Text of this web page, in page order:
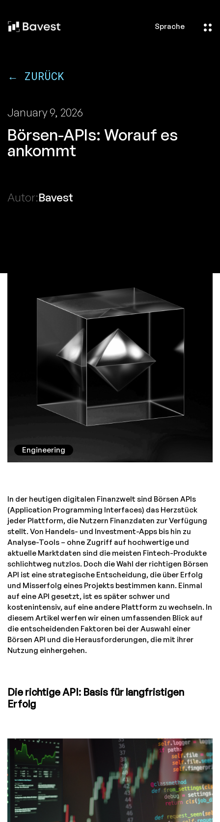
Sprache
← ZURÜCK
January 9, 2026
Börsen-APIs: Worauf es
ankommt
Autor:Bavest
Engineering
In der heutigen digitalen Finanzwelt sind Börsen APIs
(Application Programming Interfaces) das Herzstück
jeder Plattform, die Nutzern Finanzdaten zur Verfügung
stellt. Von Handels- und Investment-Apps bis hin zu
Analyse-Tools – ohne Zugriff auf hochwertige und
aktuelle Marktdaten sind die meisten Fintech-Produkte
schlichtweg nutzlos. Doch die Wahl der richtigen Börsen
API ist eine strategische Entscheidung, die über Erfolg
und Misserfolg eines Projekts bestimmen kann. Einmal
auf eine API gesetzt, ist es später schwer und
kostenintensiv, auf eine andere Plattform zu wechseln. In
diesem Artikel werfen wir einen umfassenden Blick auf
die entscheidenden Faktoren bei der Auswahl einer
Börsen API und die Herausforderungen, die mit ihrer
Nutzung einhergehen.
Die richtige API: Basis für langfristigen
Erfolg